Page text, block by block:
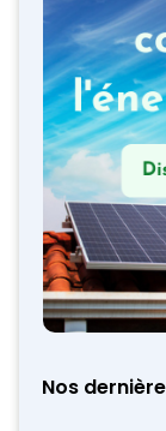
Nos